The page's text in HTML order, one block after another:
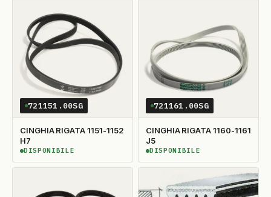
721151.00SG
CINGHIA RIGATA 1151-1152
H7
DISPONIBILE
DISPONIBILE
721161.00SG
CINGHIA RIGATA 1160-1161
J5
DISPONIBILE
DISPONIBILE